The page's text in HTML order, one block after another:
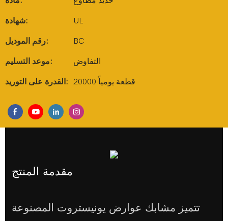
شهادة: UL
رقم الموديل: BC
موعد التسليم: التفاوض
القدرة على التوريد: 20000 قطعة يومياً
مقدمة المنتج
تتميز مشابك عوارض يونيستروت المصنوعة